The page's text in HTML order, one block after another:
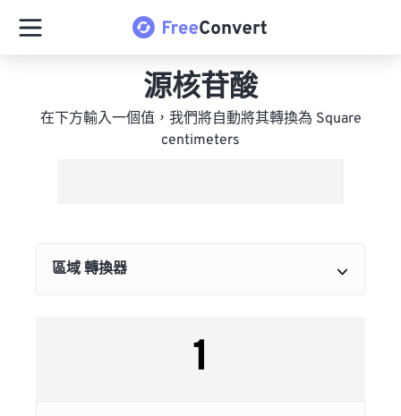
源核苷酸
在下方輸入一個值，我們將自動將其轉換為 Square
centimeters